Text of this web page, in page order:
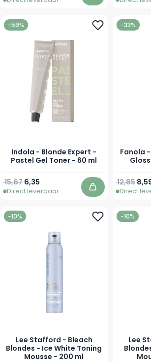
-59%
Indola - Blonde Expert -
Pastel Gel Toner - 60 ml
Vanaf
6,35
Normale prijs
15,67
Direct leverbaar In winkelwagen
-33%
Fanola - No Yellow Glow &
Normale
12,85
Direct
-10%
Lee Stafford - Bleach
Blondes - Ice White Toning
Mousse - 200 ml
-10%
Lee